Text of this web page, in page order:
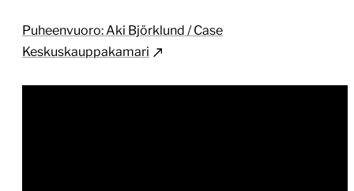
Puheenvuoro: Aki Björklund / Case
Keskuskauppakamari